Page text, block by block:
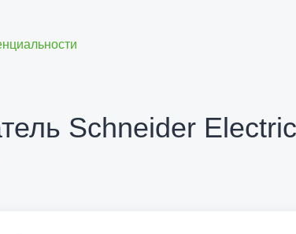
Schneider